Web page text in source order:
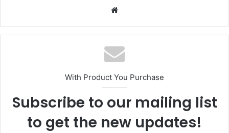
With Product You Purchase
Subscribe to our mailing list
to get the new updates!